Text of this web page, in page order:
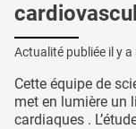
Actualité publiée il y a
Cette équipe de
met en lumière un
cardiaques .